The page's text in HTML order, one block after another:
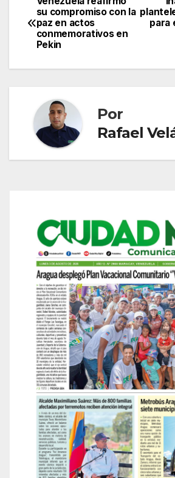
Navegación
de
para
su compromiso con la
paz en actos
conmemorativos en
Pekin
Por
Rafael